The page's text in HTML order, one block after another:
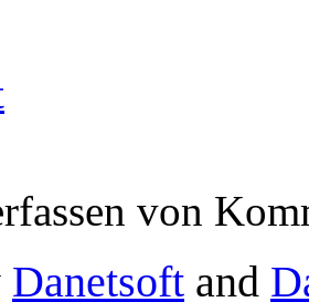
von
Danetsoft and